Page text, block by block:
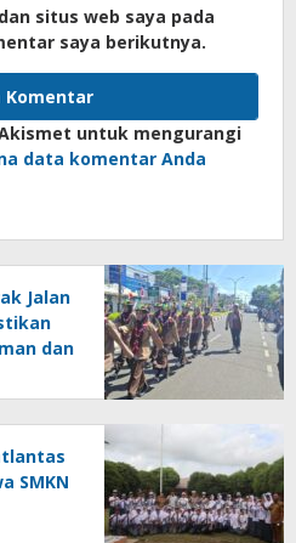
situs web saya pada
saya berikutnya.
untuk mengurangi
data komentar Anda
Jalan
dan
SMKN